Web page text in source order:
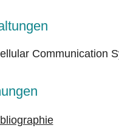
Communication